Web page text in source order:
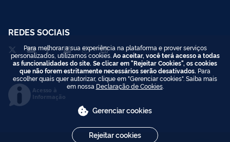
REDES SOCIAIS
Acesso à
Informação
Para melhorar a sua experiência na plataforma e prover serviços
personalizados, utilizamos cookies. Ao aceitar, você terá acesso a todas
as funcionalidades do site. Se clicar em "Rejeitar Cookies", os cookies
que não forem estritamente necessários serão desativados. Para
escolher quais quer autorizar, clique em "Gerenciar cookies". Saiba mais
em nossa Declaração de Cookies.
Gerenciar cookies
Rejeitar cookies